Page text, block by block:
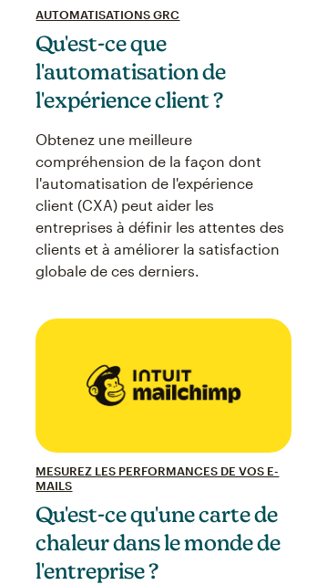
AUTOMATISATIONS GRC
Qu'est-ce que
l'automatisation de
l'expérience client ?
Obtenez une meilleure
compréhension de la façon dont
l'automatisation de l'expérience
client (CXA) peut aider les
entreprises à définir les attentes des
clients et à améliorer la satisfaction
globale de ces derniers.
MESUREZ LES PERFORMANCES DE VOS E-
MAILS
Qu'est-ce qu'une carte de
chaleur dans le monde de
l'entreprise ?